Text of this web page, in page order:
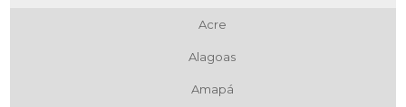
Acre
Alagoas
Amapá